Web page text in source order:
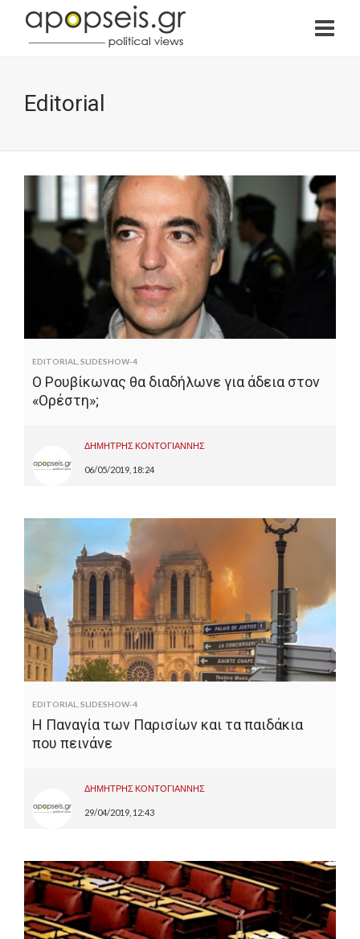
Editorial
EDITORIAL SLIDESHOW-4
Ο Ρουβίκωνας θα διαδήλωνε για άδεια στον
«Ορέστη»;
ΔΗΜΗΤΡΗΣ ΚΟΝΤΟΓΙΑΝΝΗΣ
06/05/2019, 18:24
EDITORIAL,SLIDESHOW-4
Η Παναγία των Παρισίων και τα παιδάκια
που πεινάνε
ΔΗΜΗΤΡΗΣ ΚΟΝΤΟΓΙΑΝΝΗΣ
29/04/2019, 12:43